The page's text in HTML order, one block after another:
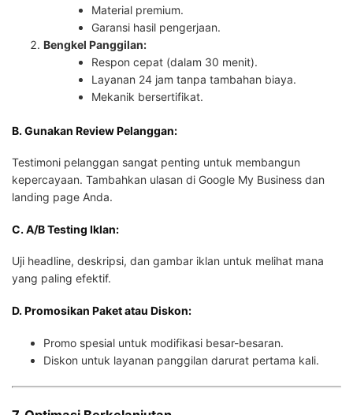
Material premium.
Garansi hasil pengerjaan.
Bengkel Panggilan:
Respon cepat (dalam 30 menit).
Layanan 24 jam tanpa tambahan biaya.
Mekanik bersertifikat.
B. Gunakan Review Pelanggan:
Testimoni pelanggan sangat penting untuk membangun
kepercayaan. Tambahkan ulasan di Google My Business dan
landing page Anda.
C. A/B Testing Iklan:
Uji headline, deskripsi, dan gambar iklan untuk melihat mana
yang paling efektif.
D. Promosikan Paket atau Diskon:
Promo spesial untuk modifikasi besar-besaran.
Diskon untuk layanan panggilan darurat pertama kali.